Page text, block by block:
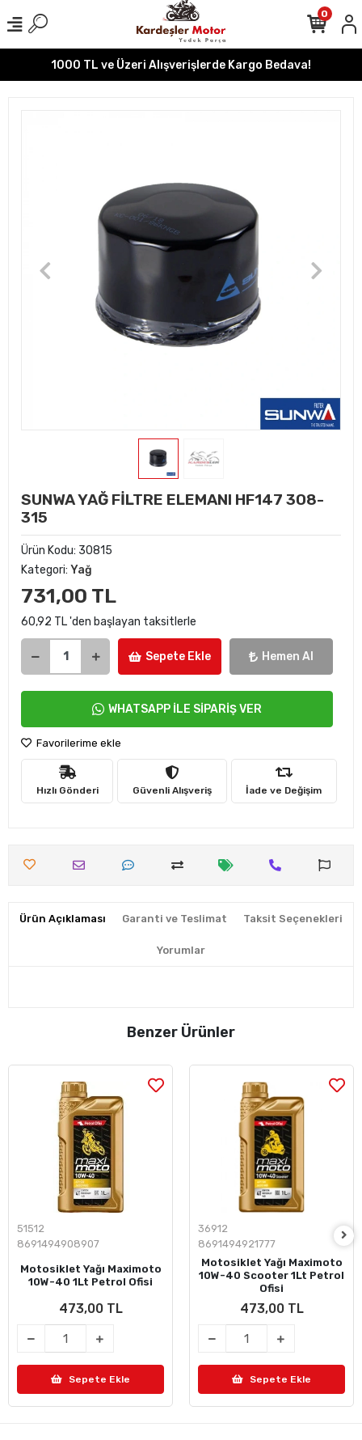
1000 TL ve Üzeri Alışverişlerde Kargo Bedava!
0
SUNWA YAĞ FİLTRE ELEMANI HF147 308-
315
Ürün Kodu: 30815
Kategori: Yağ
731,00 TL
60,92 TL 'den başlayan taksitlerle
Sepete Ekle Hemen Al
WHATSAPP İLE SİPARİŞ VER
Favorilerime ekle
Hızlı Gönderi Güvenli Alışveriş İade ve Değişim
Ürün Açıklaması Garanti ve Teslimat Taksit Seçenekleri
Yorumlar
Benzer Ürünler
51512
8691494908907
Motosiklet Yağı Maximoto
10W-40 1Lt Petrol Ofisi
473,00 TL
Sepete Ekle
36912
8691494921777
Motosiklet Yağı Maximoto
10W-40 Scooter 1Lt Petrol
Ofisi
473,00 TL
Sepete Ekle